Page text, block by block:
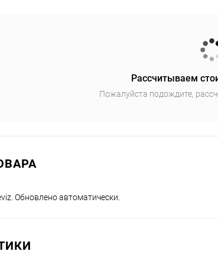
Рассчитываем
Пожалуйста подождите,
Обновлено автоматически.